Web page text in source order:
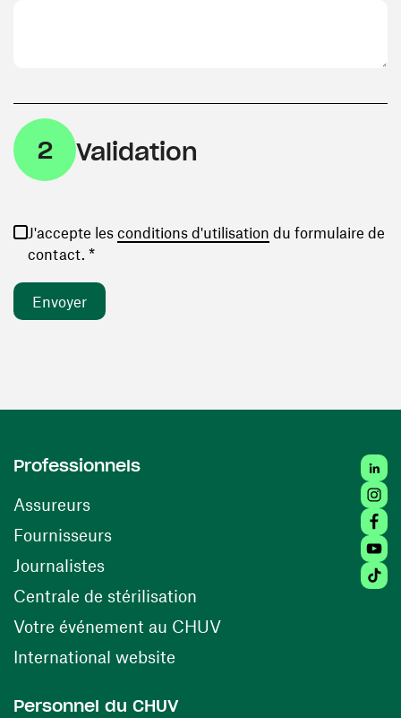
2 Validation
J'accepte les conditions d'utilisation (ouvre une
du formulaire de
contact. *
Professionnels
Assureurs
Fournisseurs(ouvre une nouvelle fenêtre)
Journalistes
Centrale de stérilisation (ouvre une nouvelle
Votre événement au CHUV(ouvre une nouvelle
International website
Personnel du CHUV